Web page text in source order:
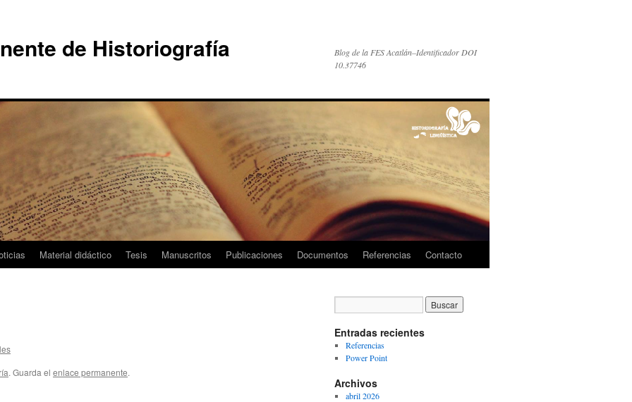
de Historiografía
Blog de la FES Acatlán–Identificador DOI
10.37746
Material didáctico Tesis Manuscritos Publicaciones Documentos Referencias Contacto
. Guarda el enlace permanente.
Entradas recientes
Referencias
Power Point
Archivos
abril 2026